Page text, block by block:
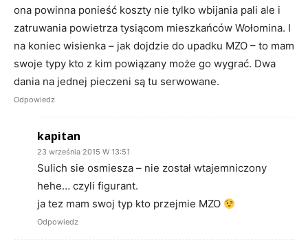
ona powinna ponieść koszty nie tylko wbijania pali ale i
zatruwania powietrza tysiącom mieszkańców Wołomina. I
na koniec wisienka – jak dojdzie do upadku MZO – to mam
swoje typy kto z kim powiązany może go wygrać. Dwa
dania na jednej pieczeni są tu serwowane.
Odpowiedz
kapitan
23 września 2015 W 13:51
Sulich sie osmiesza – nie został wtajemniczony
hehe… czyli figurant.
ja tez mam swoj typ kto przejmie MZO
Odpowiedz